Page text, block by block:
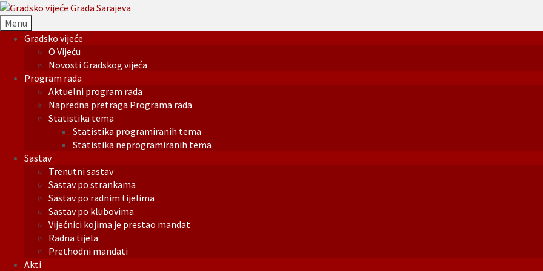
Menu
Gradsko vijeće
O Vijeću
Novosti Gradskog vijeća
Program rada
Aktuelni program rada
Napredna pretraga Programa rada
Statistika tema
Statistika programiranih tema
Statistika neprogramiranih tema
Sastav
Trenutni sastav
Sastav po strankama
Sastav po radnim tijelima
Sastav po klubovima
Vijećnici kojima je prestao mandat
Radna tijela
Prethodni mandati
Akti